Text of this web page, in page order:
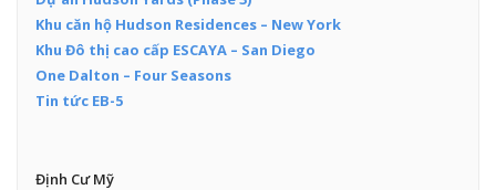
Khu căn hộ Hudson Residences – New York
Khu Đô thị cao cấp ESCAYA – San Diego
One Dalton – Four Seasons
Tin tức EB-5
Định Cư Mỹ